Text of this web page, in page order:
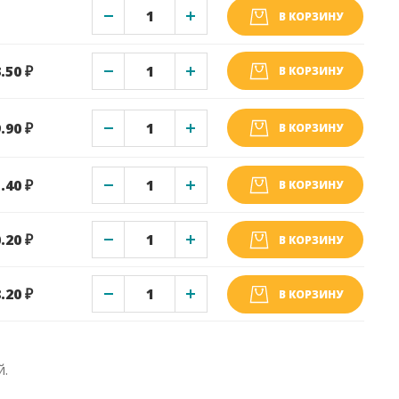
В КОРЗИНУ
₽ В КОРЗИНУ
₽ В КОРЗИНУ
₽ В КОРЗИНУ
₽ В КОРЗИНУ
₽ В КОРЗИНУ